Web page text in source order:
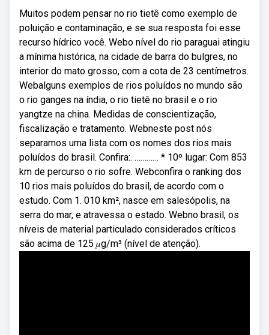
Muitos podem pensar no rio tietê como exemplo de
poluição e contaminação, e se sua resposta foi esse
recurso hídrico você. Webo nível do rio paraguai atingiu
a mínima histórica, na cidade de barra do bulgres, no
interior do mato grosso, com a cota de 23 centímetros.
Webalguns exemplos de rios poluídos no mundo são
o rio ganges na índia, o rio tietê no brasil e o rio
yangtze na china. Medidas de conscientização,
fiscalização e tratamento. Webneste post nós
separamos uma lista com os nomes dos rios mais
poluídos do brasil. Confira:. ………… * 10º lugar: Com 853
km de percurso o rio sofre. Webconfira o ranking dos
10 rios mais poluídos do brasil, de acordo com o
estudo. Com 1. 010 km², nasce em salesópolis, na
serra do mar, e atravessa o estado. Webno brasil, os
níveis de material particulado considerados críticos
são acima de 125 𝜇g/m³ (nível de atenção).